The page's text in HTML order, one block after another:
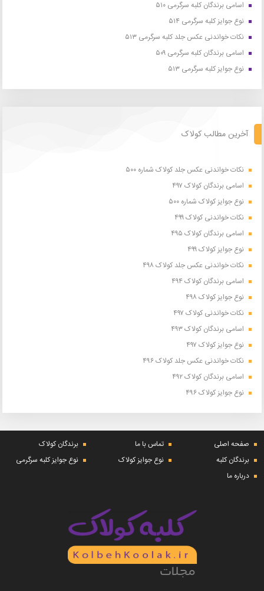
اسامی برندگان کلبه سرگرمی ۵۱۰
نوع جوایز کلبه سرگرمی ۵۱۴
نکات خواندنی عکس جلد کلبه سرگرمی ۵۱۳
اسامی برندگان کلبه سرگرمی ۵۰۹
نوع جوایز کلبه سرگرمی ۵۱۳
آخرین مطالب کولاک
نکات خواندنی عکس جلد کولاک شماره ۵۰۰
اسامی برندگان کولاک ۴۹۷
نوع جوایز کولاک شماره ۵۰۰
نکات خواندنی کولاک ۴۹۹
اسامی برندگان کولاک ۴۹۵
نوع جوایز کولاک ۴۹۹
نکات خواندنی عکس جلد کولاک ۴۹۸
اسامی برندگان کولاک ۴۹۴
نوع جوایز کولاک ۴۹۸
نکات خواندنی کولاک ۴۹۷
اسامی برندگان کولاک ۴۹۳
نوع جوایز کولاک ۴۹۷
نکات خواندنی عکس جلد کولاک ۴۹۶
اسامی برندگان کولاک ۴۹۲
نوع جوایز کولاک ۴۹۶
صفحه اصلی تماس با ما
برندگان کولاک
برندگان کلبه
نوع جوایز کولاک
نوع جوایز کلبه سرگرمی
درباره ما